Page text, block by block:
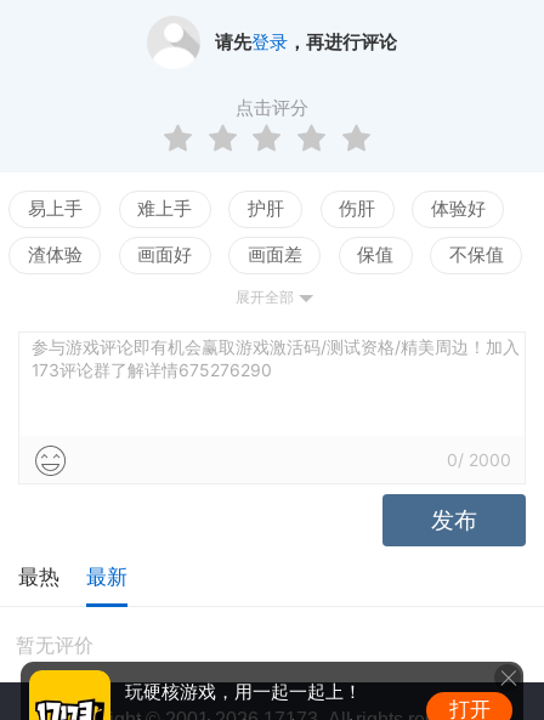
请先登录，再进行评论
点击评分
易上手 难上手 护肝 伤肝 体验好
渣体验 画面好 画面差 保值 不保值
测试
引导清晰 引导混乱 平衡佳 平衡差
展开全部
参与游戏评论即有机会赢取游戏激活码/测试资格/精美周边！加入
173评论群了解详情675276290
0/ 2000
发布
最热 最新
暂无评价
玩硬核游戏，用一起一起上！
打开